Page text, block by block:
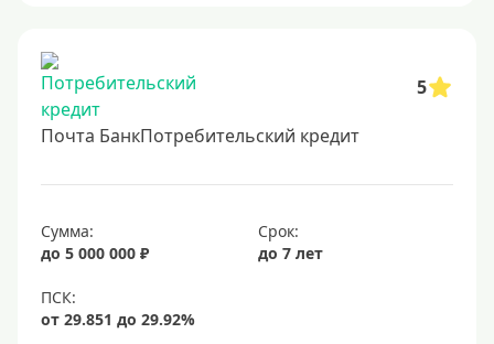
5
Почта БанкПотребительский кредит
Сумма:
до 5 000 000 ₽
Срок:
до 7 лет